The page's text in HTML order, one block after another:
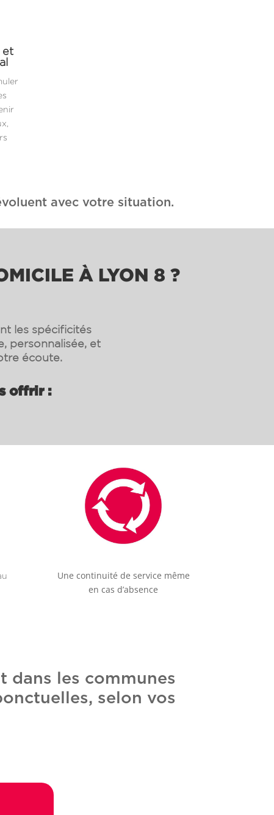
et
avec votre situation.
À LYON 8 ?
les spécificités
personnalisée, et
écoute.
offrir :
Une continuité de service même
en cas d’absence
dans les communes
selon vos